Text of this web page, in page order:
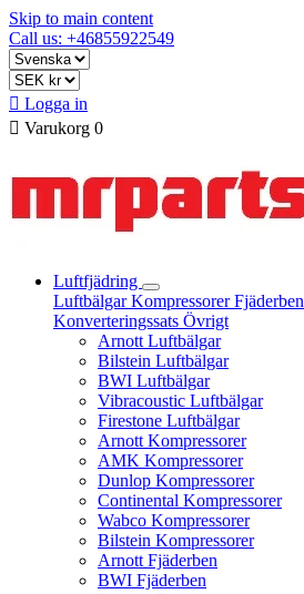
Skip to main content
Call us: +46855922549
 Logga in
 Varukorg 0
Luftfjädring
LuftbälgarKompressorerFjäderben
Konverteringssats Övrigt
Arnott Luftbälgar
Bilstein Luftbälgar
BWI Luftbälgar
Vibracoustic Luftbälgar
Firestone Luftbälgar
Arnott Kompressorer
AMK Kompressorer
Dunlop Kompressorer
Continental Kompressorer
Wabco Kompressorer
Bilstein Kompressorer
Arnott Fjäderben
BWI Fjäderben